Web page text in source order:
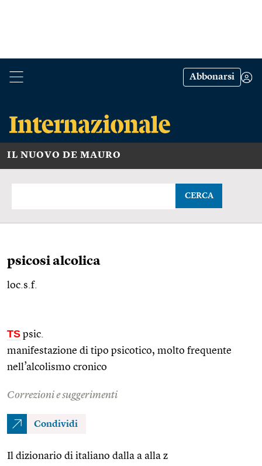
Abbonarsi
IL NUOVO DE MAURO
CERCA
psicosi alcolica
loc.s.f.
TS psic.
manifestazione di tipo psicotico, molto frequente
nell’alcolismo cronico
Correzioni e suggerimenti
Condividi
Il dizionario di italiano dalla a alla z